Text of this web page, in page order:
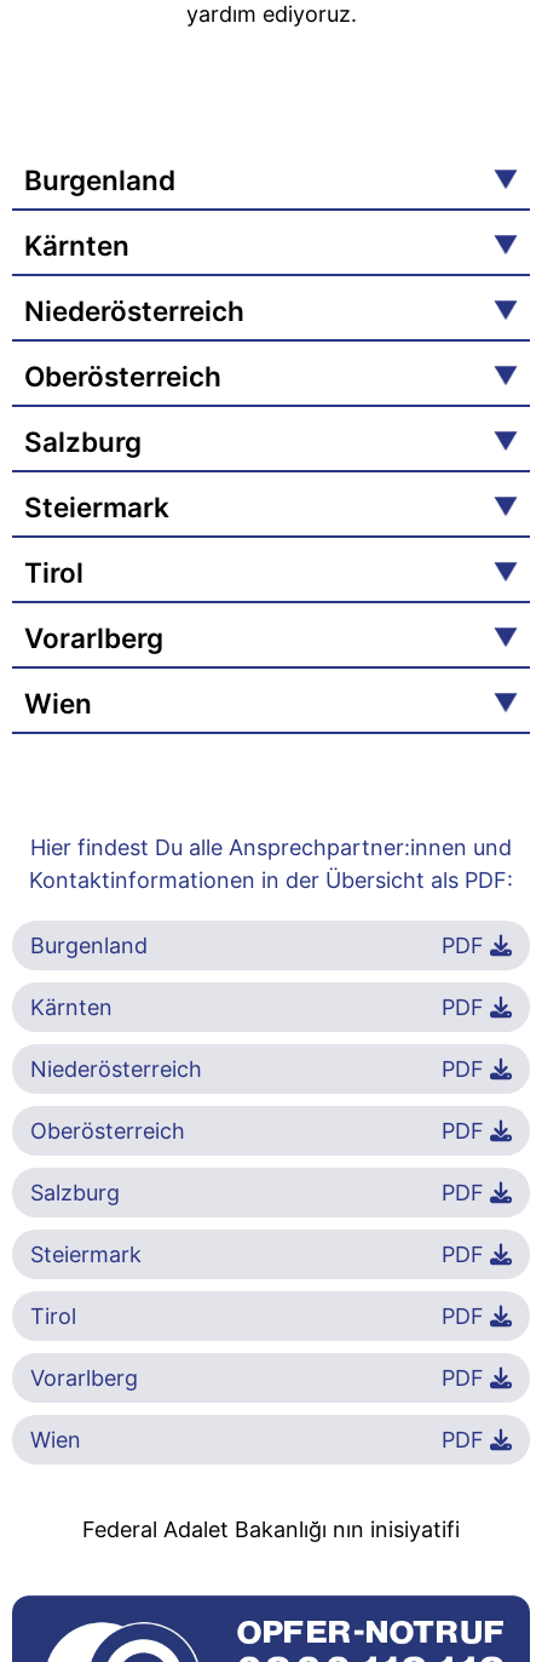
yardım ediyoruz.
Burgenland
Kärnten
Niederösterreich
Oberösterreich
Salzburg
Steiermark
Tirol
Vorarlberg
Wien
Hier findest Du alle Ansprechpartner:innen und
Kontaktinformationen in der Übersicht als PDF:
Burgenland PDF
Kärnten PDF
Niederösterreich PDF
Oberösterreich PDF
Salzburg PDF
Steiermark PDF
Tirol PDF
Vorarlberg PDF
Wien PDF
Federal Adalet Bakanlığı nın inisiyatifi